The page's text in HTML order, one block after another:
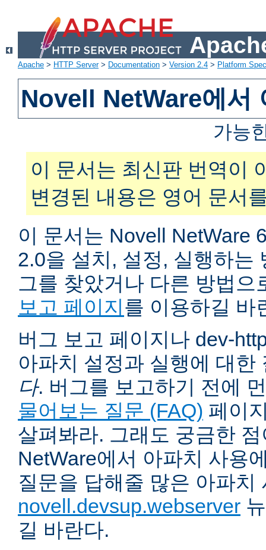
Apache > HTTP Server> Documentation > Version 2.4 > Platform
Novell NetWare에서
가능
이 문서는 최신판 번역이
변경된 내용은 영어 문서
이 문서는 Novell NetWare
2.0을 설치, 설정, 실행하는
그를 찾았거나 다른 방법
보고 페이지를 이용하길 바
버그 보고 페이지나 dev-
아파치 설정과 실행에 대
다. 버그를 보고하기 전에
물어보는 질문 (FAQ) 페이
살펴봐라. 그래도 궁금한
NetWare에서 아파치 사용
질문을 답해줄 많은 아파치
novell.devsup.webserver
길 바란다.